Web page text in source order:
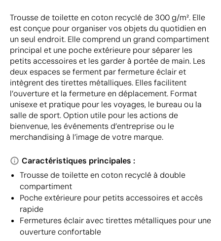
Trousse de toilette en coton recyclé de 300 g/m². Elle
est conçue pour organiser vos objets du quotidien en
un seul endroit. Elle comprend un grand compartiment
principal et une poche extérieure pour séparer les
petits accessoires et les garder à portée de main. Les
deux espaces se ferment par fermeture éclair et
intègrent des tirettes métalliques. Elles facilitent
l’ouverture et la fermeture en déplacement. Format
unisexe et pratique pour les voyages, le bureau ou la
salle de sport. Option utile pour les actions de
bienvenue, les événements d’entreprise ou le
merchandising à l’image de votre marque.
Caractéristiques principales :
Trousse de toilette en coton recyclé à double
compartiment
Poche extérieure pour petits accessoires et accès
rapide
Fermetures éclair avec tirettes métalliques pour une
ouverture confortable